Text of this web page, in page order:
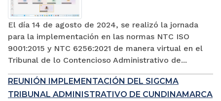
El día 14 de agosto de 2024, se realizó la jornada
para la implementación en las normas NTC ISO
9001:2015 y NTC 6256:2021 de manera virtual en el
Tribunal de lo Contencioso Administrativo de...
REUNIÓN IMPLEMENTACIÓN DEL SIGCMA
TRIBUNAL ADMINISTRATIVO DE CUNDINAMARCA